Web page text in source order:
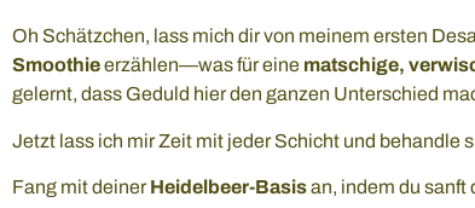
Oh Schätzchen, lass mich dir von meinem ersten
Smoothieerzählen—was für eine matschige,
gelernt, dass Geduld hier den ganzen Unterschied
Jetzt lass ich mir Zeit mit jeder Schicht und behandle
Fang mit deinerHeidelbeer-Basisan, indem du sanft